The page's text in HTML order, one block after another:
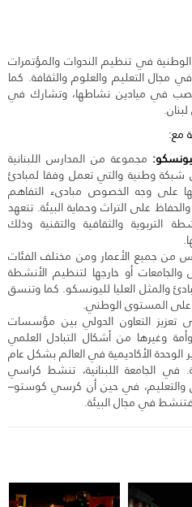
في تنظيم الندوات والمؤتمرات
مجال التعليم والعلوم والثقافة. كما
تصب في ميادين نشاطها، وتشارك في
مع:
مجموعة من المدارس اللبنانية
شبكة وطنية والتي تعمل وفقا لمبادئ
على وجه الخصوص مبادىء التفاهم
على التراث وحماية البيئة. تتعهد
التربوية والثقافية والتقنية وذلك
من جميع الأعمار ومن مختلف الفئات
أو خارجها لتنظيم الأنشطة
والمثل العليا لليونسكو. كما وتنسق
على المستوى الوطني.
تعزيز التعاون الدولي بين مؤسسات
وغيرها من أشكال التبادل العلمي
الأكاديمية في العالم بشكل عام
في الجامعة اللبنانية، تنشط كراسي
والتعليم، في حين أن كرسي كوستو–
في مجال البيئة.